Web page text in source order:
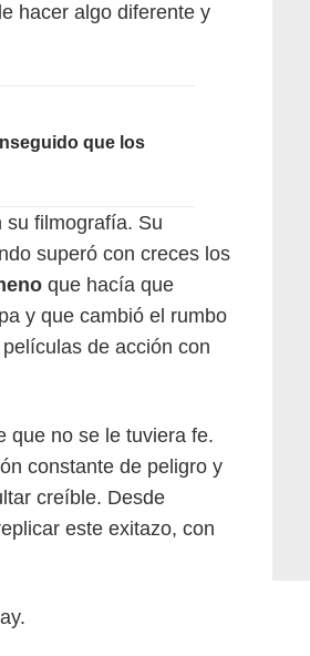
hacer algo diferente y
que los
su filmografía. Su
superó con creces los
que hacía que
y que cambió el rumbo
de acción con
que no se le tuviera fe.
constante de peligro y
creíble. Desde
este exitazo, con